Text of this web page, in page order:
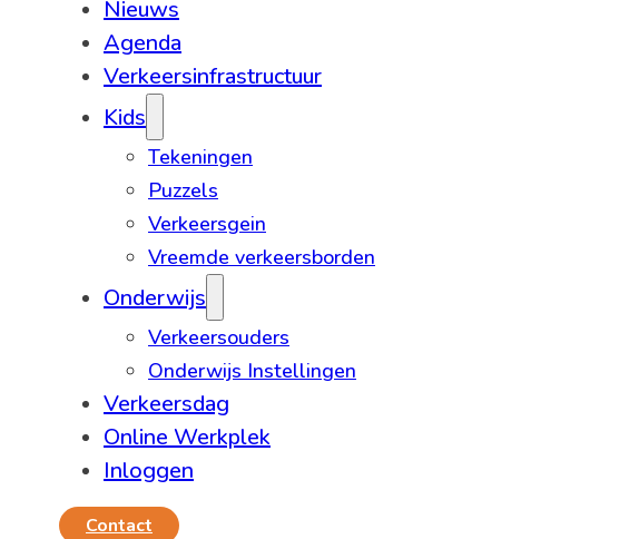
Nieuws
Agenda
Verkeersinfrastructuur
Kids
Tekeningen
Puzzels
Verkeersgein
Vreemde verkeersborden
Onderwijs
Verkeersouders
Onderwijs Instellingen
Verkeersdag
Online Werkplek
Inloggen
Contact